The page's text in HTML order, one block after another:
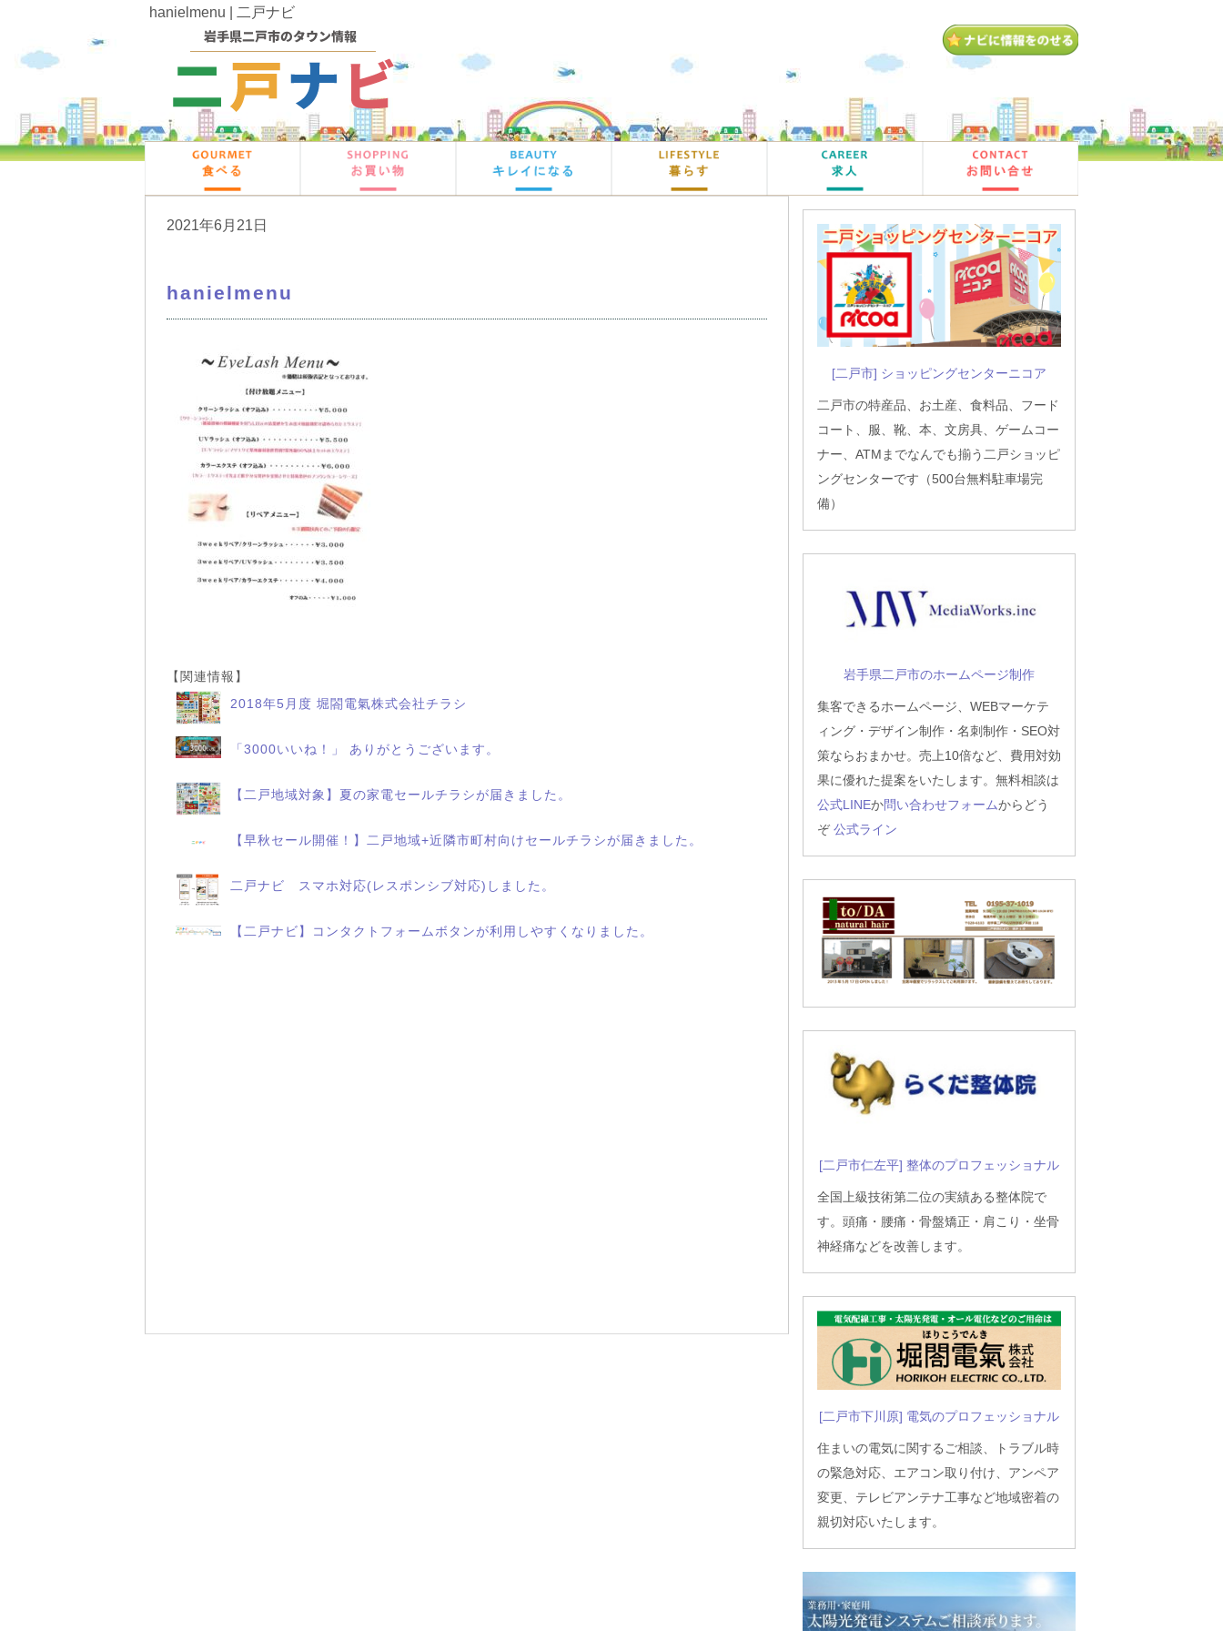
hanielmenu | 二戸ナビ
2021年6月21日
hanielmenu
【関連情報】
2018年5月度 堀閤電氣株式会社チラシ
「3000いいね！」 ありがとうございます。
【二戸地域対象】夏の家電セールチラシが届きました。
【早秋セール開催！】二戸地域+近隣市町村向けセールチラシが届きました。
二戸ナビ スマホ対応(レスポンシブ対応)しました。
【二戸ナビ】コンタクトフォームボタンが利用しやすくなりました。
[二戸市] ショッピングセンターニコア
二戸市の特産品、お土産、食料品、フード
コート、服、靴、本、文房具、ゲームコー
ナー、ATMまでなんでも揃う二戸ショッピ
ングセンターです（500台無料駐車場完
備）
岩手県二戸市のホームページ制作
集客できるホームページ、WEBマーケテ
ィング・デザイン制作・名刺制作・SEO対
策ならおまかせ。売上10倍など、費用対効
果に優れた提案をいたします。無料相談は
公式LINEか問い合わせフォームからどう
ぞ 公式ライン
[二戸市仁左平] 整体のプロフェッショナル
全国上級技術第二位の実績ある整体院で
す。頭痛・腰痛・骨盤矯正・肩こり・坐骨
神経痛などを改善します。
[二戸市下川原] 電気のプロフェッショナル
住まいの電気に関するご相談、トラブル時
の緊急対応、エアコン取り付け、アンペア
変更、テレビアンテナ工事など地域密着の
親切対応いたします。